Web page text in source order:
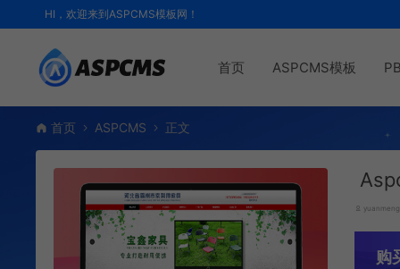
HI，欢迎来到ASPCMS模板网！
首页 ASPCMS模板
首页 ASPCMS 正文
yuanmeng
购